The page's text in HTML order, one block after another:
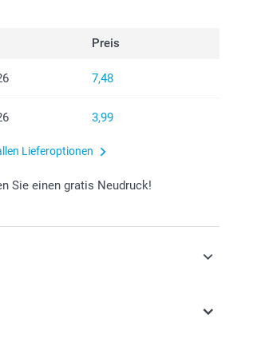
Preis
7,48
3,99
Lieferoptionen
Sie einen gratis Neudruck!
(€) inkl. MwSt. und zzgl.